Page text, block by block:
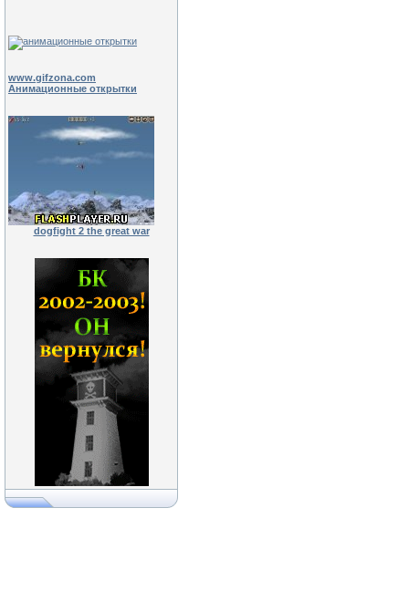
www.gifzona.com
Анимационные открытки
dogfight 2 the great war